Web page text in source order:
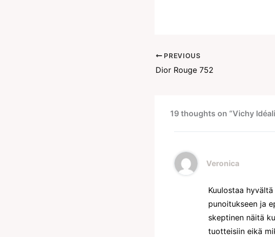
PREVIOUS
Dior Rouge 752
19 thoughts on “Vichy
Veronica
Kuulostaa
punoitukseen ja
skeptinen näitä
tuotteisiin eikä